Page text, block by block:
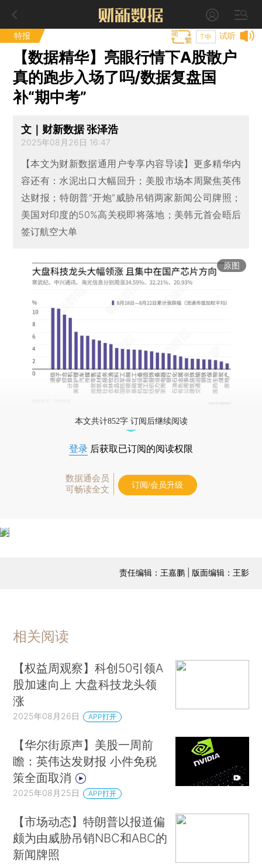
特报 试听
T中
【数据精华】亮眼行情下A股散户
真的跑步入场了吗/数据复盘国
补“期中考”
文｜财新数据 张泽浩
2025年08月26日 16:47
【本文为财新数据通用户专享内容导读】更多精华内
容还有：水泥出口大幅回升；美股市场本周聚焦英伟
达财报；特朗普“开炮”威胁吊销两家新闻公司牌照；
美国对印度的50%高关税即将落地；美韩元首会晤后
签订航空大单
原图
本文共计852字 订阅后继续阅读
登录 后获取已订阅的阅读权限
数据通会员
可畅读全文
订阅/会员升级
责任编辑：王嘉鹏 | 版面编辑：王影
相关阅读
【权益周观察】科创50引领A
股加速向上 大盘科技龙头领
涨
2025年08月26日 APP打开
【华尔街原声】美股一周前
瞻：英伟达发财报 小件免税
策全面取消
2025年08月25日 APP打开
【市场动态】特朗普以报道偏
颇为由威胁吊销NBC和ABC的
新闻牌照